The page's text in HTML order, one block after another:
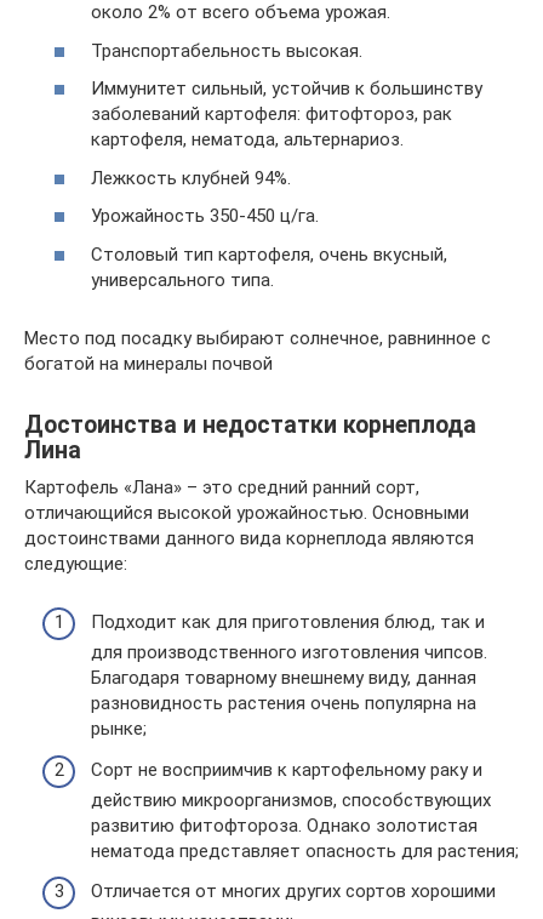
около 2% от всего объема урожая.
Транспортабельность высокая.
Иммунитет сильный, устойчив к большинству
заболеваний картофеля: фитофтороз, рак
картофеля, нематода, альтернариоз.
Лежкость клубней 94%.
Урожайность 350-450 ц/га.
Столовый тип картофеля, очень вкусный,
универсального типа.
Место под посадку выбирают солнечное, равнинное с
богатой на минералы почвой
Достоинства и недостатки корнеплода
Лина
Картофель «Лана» – это средний ранний сорт,
отличающийся высокой урожайностью. Основными
достоинствами данного вида корнеплода являются
следующие:
Подходит как для приготовления блюд, так и
для производственного изготовления чипсов.
Благодаря товарному внешнему виду, данная
разновидность растения очень популярна на
рынке;
Сорт не восприимчив к картофельному раку и
действию микроорганизмов, способствующих
развитию фитофтороза. Однако золотистая
нематода представляет опасность для растения;
Отличается от многих других сортов хорошими